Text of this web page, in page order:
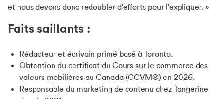
et nous devons donc redoubler d’efforts pour l’expliquer. »
Faits saillants :
Rédacteur et écrivain primé basé à Toronto.
Obtention du certificat du Cours sur le commerce des
valeurs mobilières au Canada (CCVM®) en 2026.
Responsable du marketing de contenu chez Tangerine